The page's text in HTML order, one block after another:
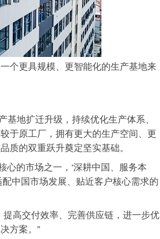
个更具规模、更智能化的生产基地来
地扩迁升级，持续优化生产体系、
于原工厂，拥有更大的生产空间、更
质的双重跃升奠定坚实基础。
心的市场之一，‘深耕中国、服务本
中国市场发展、贴近客户核心需求的
高交付效率、完善供应链，进一步优
方案。”